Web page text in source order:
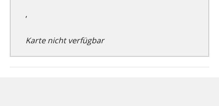
,
Karte nicht verfügbar